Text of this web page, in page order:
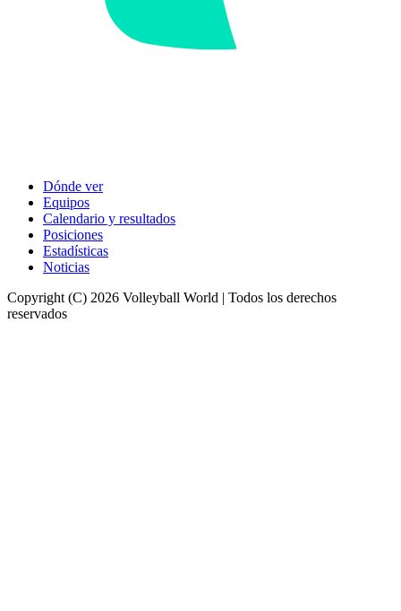
Dónde ver
Equipos
Calendario y resultados
Posiciones
Estadísticas
Noticias
Copyright (C) 2026 Volleyball World | Todos los derechos
reservados